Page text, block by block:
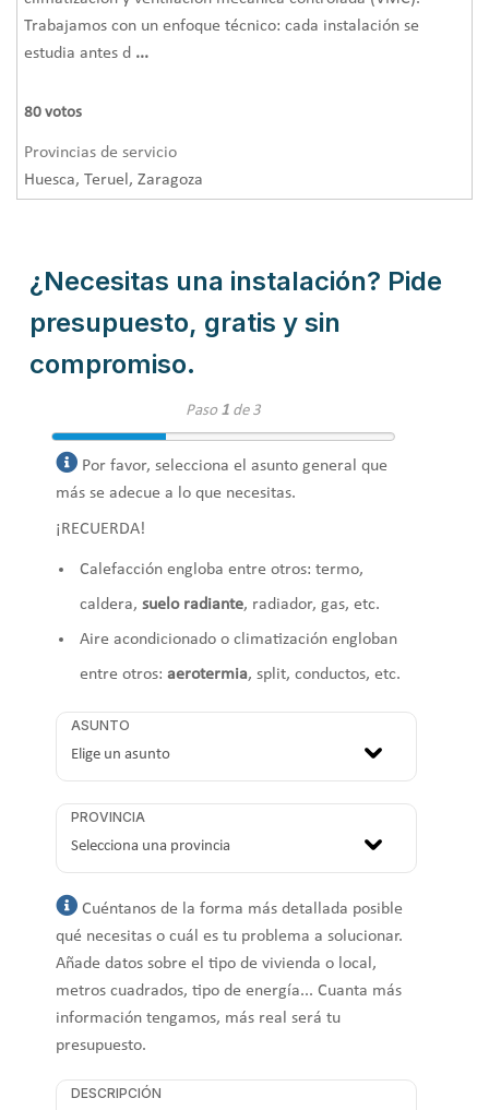
Trabajamos con un enfoque técnico: cada instalación se
estudia antes d ...
80 votos
Provincias de servicio
Huesca, Teruel, Zaragoza
¿Necesitas una instalación? Pide
presupuesto, gratis y sin
compromiso.
Paso 1de 3
Por favor, selecciona el asunto general que
más se adecue a lo que necesitas.
¡RECUERDA!
Calefacción engloba entre otros: termo,
caldera, suelo radiante, radiador, gas, etc.
Aire acondicionado o climatización engloban
entre otros: aerotermia, split, conductos, etc.
ASUNTO
PROVINCIA
Cuéntanos de la forma más detallada posible
qué necesitas o cuál es tu problema a solucionar.
Añade datos sobre el tipo de vivienda o local,
metros cuadrados, tipo de energía... Cuanta más
información tengamos, más real será tu
presupuesto.
DESCRIPCIÓN